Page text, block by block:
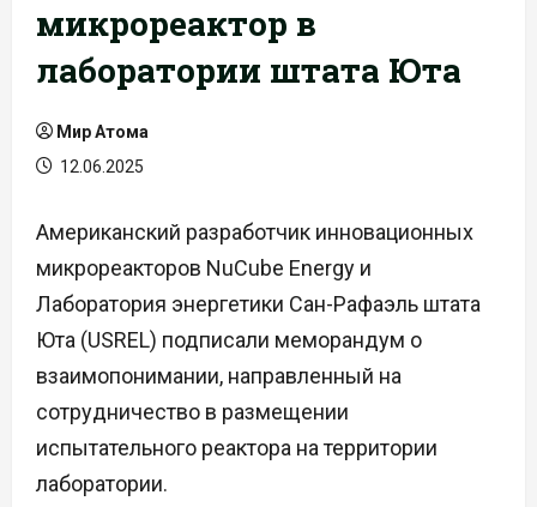
микрореактор в
лаборатории штата Юта
Мир Атома
12.06.2025
Американский разработчик инновационных
микрореакторов NuCube Energy и
Лаборатория энергетики Сан-Рафаэль штата
Юта (USREL) подписали меморандум о
взаимопонимании, направленный на
сотрудничество в размещении
испытательного реактора на территории
лаборатории.